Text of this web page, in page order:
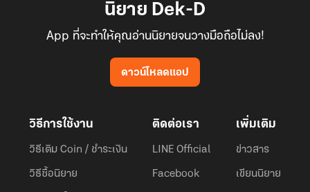
นิยาย Dek-D
App ที่จะทำให้คุณอ่านนิยายจนวางมือถือไม่ลง!
ดาวน์โหลดแอป
วิธีการใช้งาน
วิธีเติม Coin / ชำระเงิน
วิธีซื้อนิยาย
ติดต่อเรา
LINE Official
Facebook
เพิ่มเติม
ข่าวสาร
เขียนนิยาย